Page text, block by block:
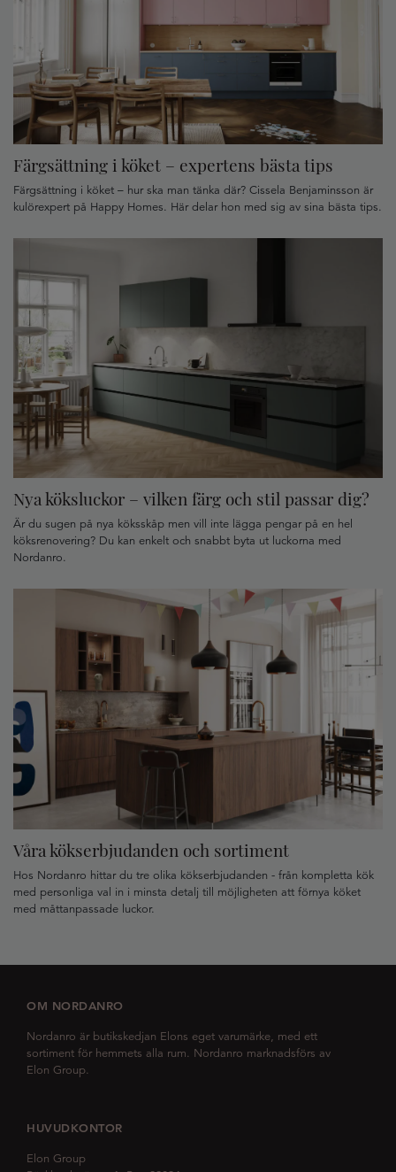
Färgsättning i köket – expertens bästa tips
Färgsättning i köket – hur ska man tänka där? Cissela Benjaminsson är
kulörexpert på Happy Homes. Här delar hon med sig av sina bästa tips.
Nya köksluckor – vilken färg och stil passar dig?
Är du sugen på nya köksskåp men vill inte lägga pengar på en hel
köksrenovering? Du kan enkelt och snabbt byta ut luckorna med
Nordanro.
Våra kökserbjudanden och sortiment
Hos Nordanro hittar du tre olika kökserbjudanden - från kompletta kök
med personliga val in i minsta detalj till möjligheten att förnya köket
med måttanpassade luckor.
OM NORDANRO
Nordanro är butikskedjan Elons eget varumärke, med ett
sortiment för hemmets alla rum. Nordanro marknadsförs av
Elon Group.
HUVUDKONTOR
Elon Group